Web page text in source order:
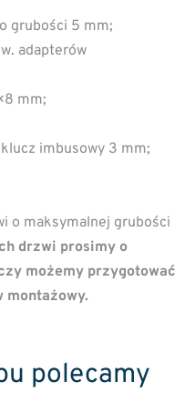
grubości 5 mm;
adapterów
mm;
imbusowy 3 mm;
o maksymalnej grubości
drzwi prosimy o
możemy przygotować
montażowy.
polecamy